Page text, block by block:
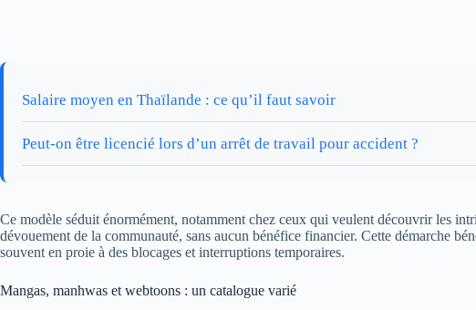
Salaire moyen en Thaïlande : ce qu’il faut savoir
Peut-on être licencié lors d’un arrêt de travail pour accident ?
Ce modèle séduit énormément, notamment chez ceux qui veulent découvrir les
dévouement de la communauté, sans aucun bénéfice financier. Cette démarche
souvent en proie à des blocages et interruptions temporaires.
Mangas, manhwas et webtoons : un catalogue varié